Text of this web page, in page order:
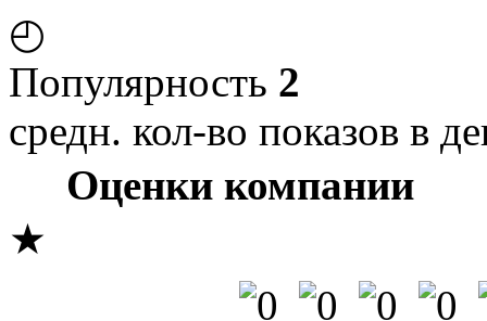
◴
Популярность 2
средн. кол-во показов в
Оценки компании
★